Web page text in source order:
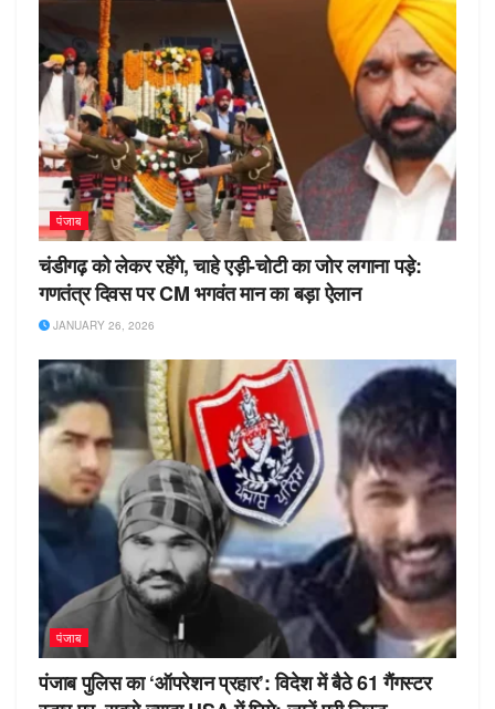
पंजाब
चंडीगढ़ को लेकर रहेंगे, चाहे एड़ी-चोटी का जोर लगाना पड़े:
गणतंत्र दिवस पर CM भगवंत मान का बड़ा ऐलान
JANUARY 26, 2026
पंजाब
पंजाब पुलिस का ‘ऑपरेशन प्रहार’: विदेश में बैठे 61 गैंगस्टर